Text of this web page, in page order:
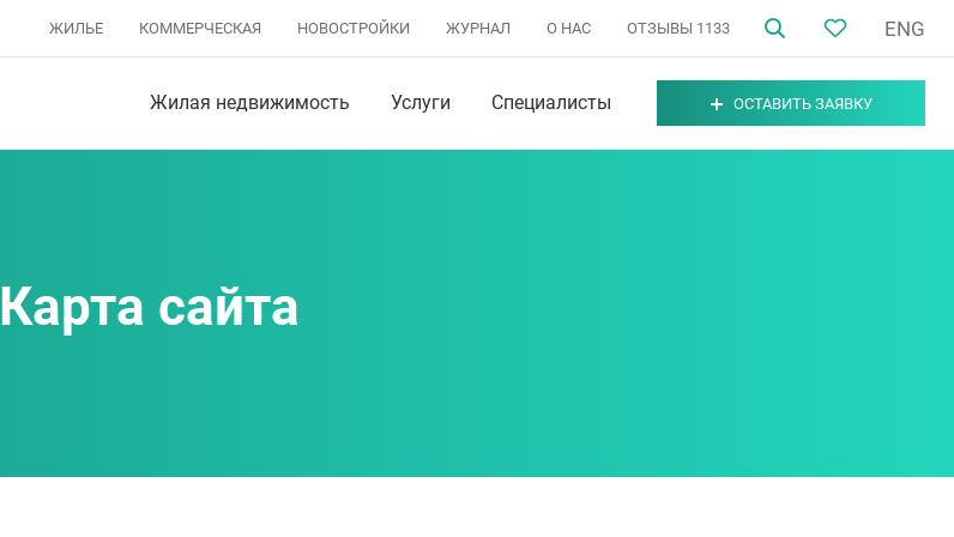
ЖИЛЬЕ КОММЕРЧЕСКАЯ НОВОСТРОЙКИ ЖУРНАЛ О НАС ОТЗЫВЫ 1133 ENG
Жилая недвижимость Услуги Специалисты ОСТАВИТЬ ЗАЯВКУ
Карта сайта